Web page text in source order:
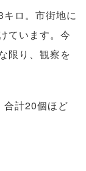
ロ。市街地に
ています。今
限り、観察を
計20個ほど